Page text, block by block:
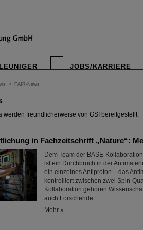
JOBS/KARRIERE
> FAIR-News
werden freundlicherweise von GSI bereitgestellt.
in Fachzeitschrift „Nature“:
Dem Team der BASE-
ist ein Durchbruch in der
ein einzelnes Antiproton – das
kontrolliert zwischen zwei Spin-
Kollaboration gehören
auch Forschende ...
Mehr »